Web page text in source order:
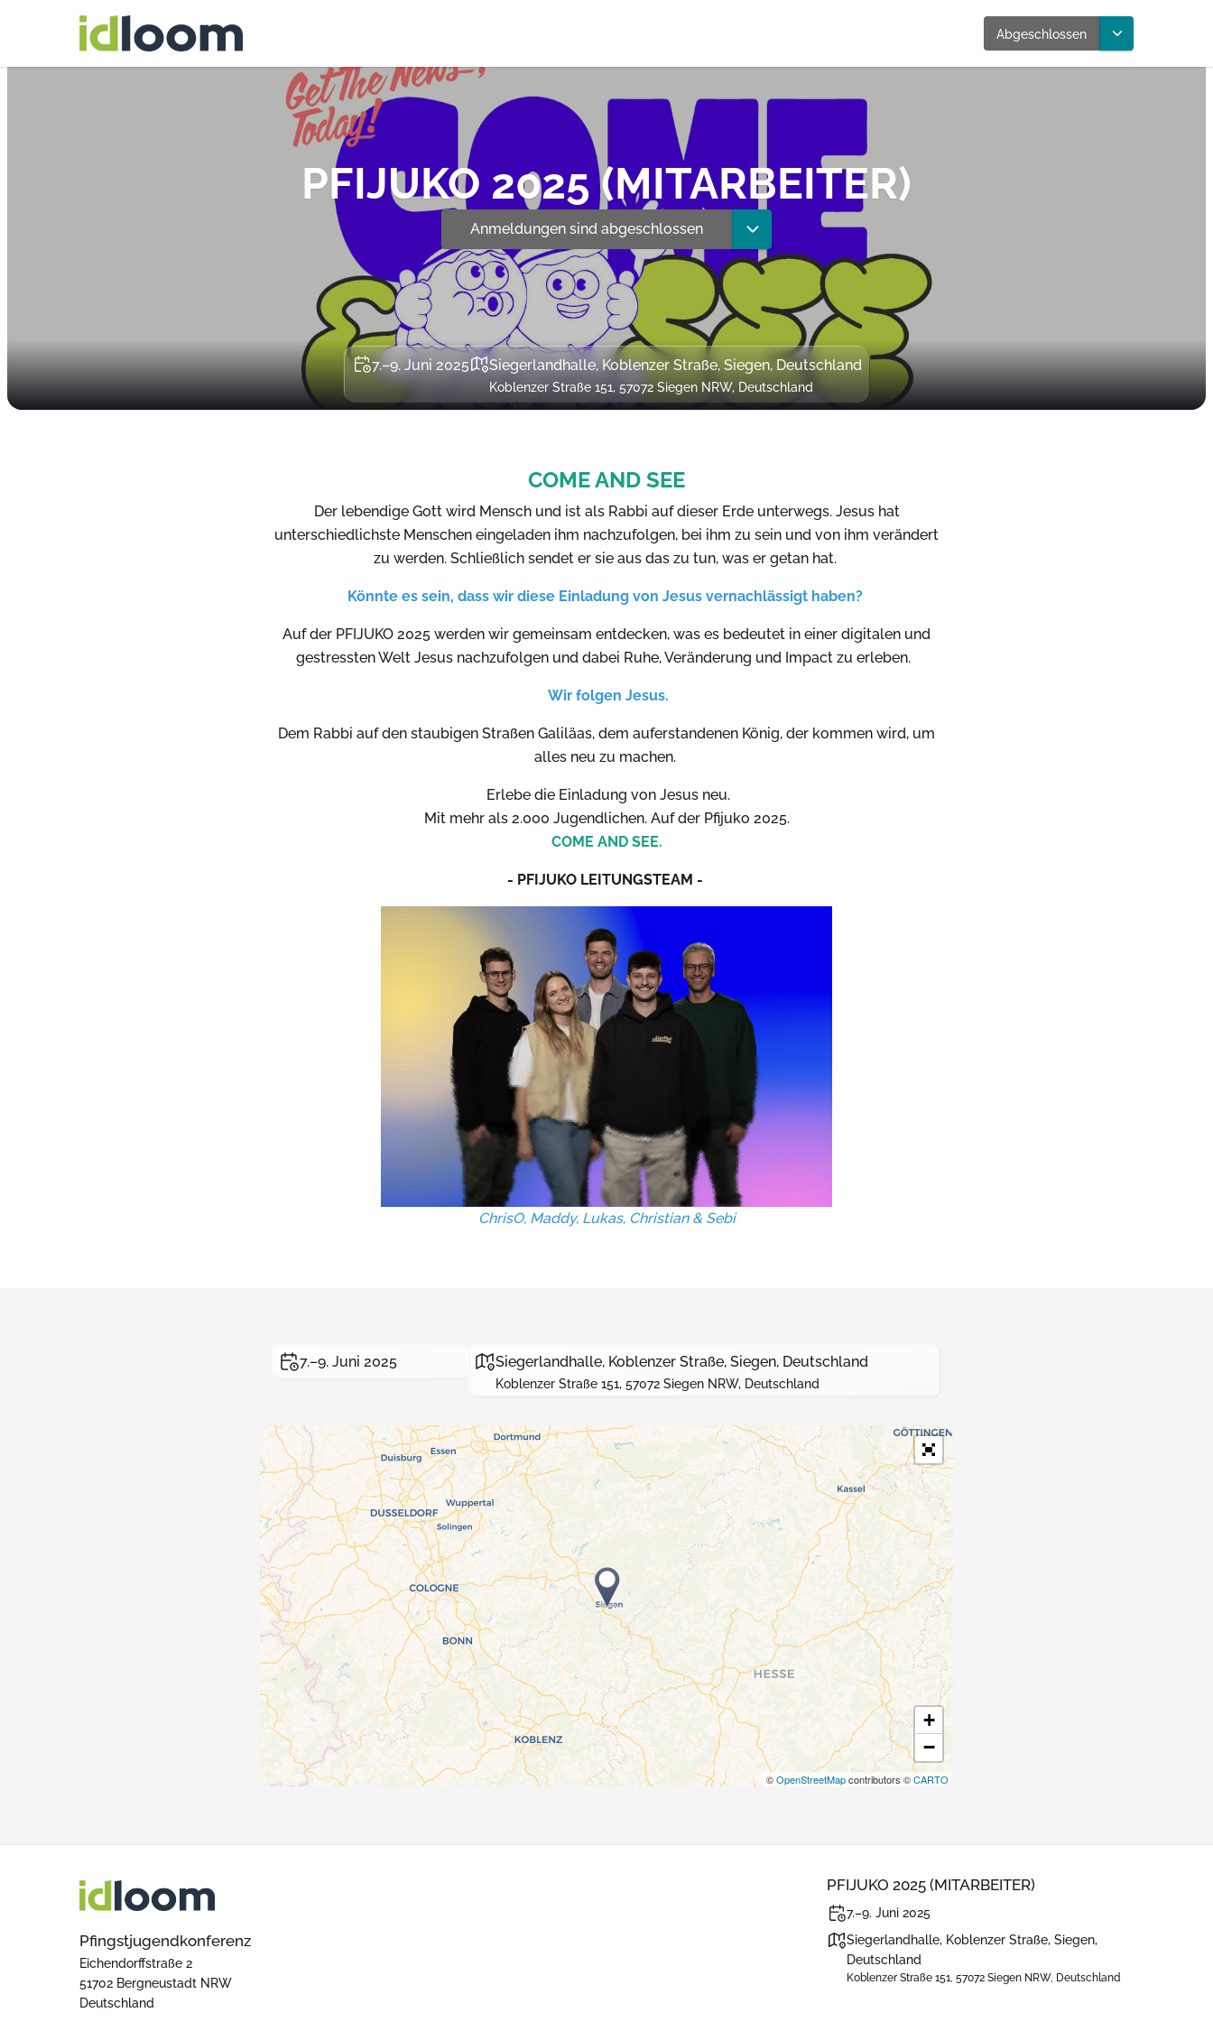
Abgeschlossen
PFIJUKO 2025 (MITARBEITER)
Anmeldungen sind abgeschlossen
7.–9. Juni 2025 Siegerlandhalle, Koblenzer Straße, Siegen, Deutschland
Koblenzer Straße 151, 57072 Siegen NRW, Deutschland
COME AND SEE
Der lebendige Gott wird Mensch und ist als Rabbi auf dieser Erde unterwegs. Jesus hat
unterschiedlichste Menschen eingeladen ihm nachzufolgen, bei ihm zu sein und von ihm verändert
zu werden. Schließlich sendet er sie aus das zu tun, was er getan hat.
Könnte es sein, dass wir diese Einladung von Jesus vernachlässigt haben?
Auf der PFIJUKO 2025 werden wir gemeinsam entdecken, was es bedeutet in einer digitalen und
gestressten Welt Jesus nachzufolgen und dabei Ruhe, Veränderung und Impact zu erleben.
Wir folgen Jesus.
Dem Rabbi auf den staubigen Straßen Galiläas, dem auferstandenen König, der kommen wird, um
alles neu zu machen.
Erlebe die Einladung von Jesus neu.
Mit mehr als 2.000 Jugendlichen. Auf der Pfijuko 2025.
COME AND SEE.
- PFIJUKO LEITUNGSTEAM -
ChrisO, Maddy, Lukas, Christian & Sebi
7.–9. Juni 2025 Siegerlandhalle, Koblenzer Straße, Siegen, Deutschland
Koblenzer Straße 151, 57072 Siegen NRW, Deutschland
+
−
©OpenStreetMapcontributors ©CARTO
Pfingstjugendkonferenz
Eichendorffstraße 2
51702 Bergneustadt NRW
Deutschland
PFIJUKO 2025 (MITARBEITER)
7.–9. Juni 2025
Siegerlandhalle, Koblenzer Straße, Siegen,
Deutschland
Koblenzer Straße 151, 57072 Siegen NRW, Deutschland